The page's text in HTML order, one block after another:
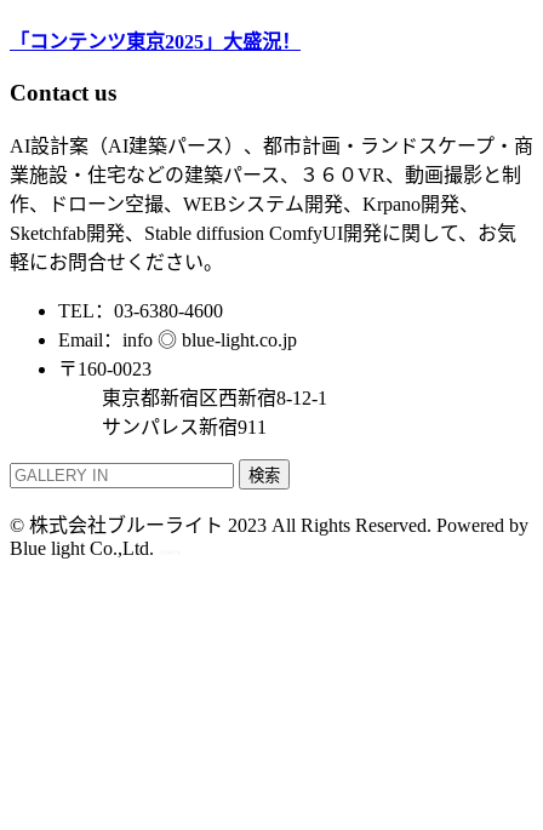
「コンテンツ東京2025」大盛況！
Contact us
AI設計案（AI建築パース）、都市計画・ランドスケープ・商
業施設・住宅などの建築パース、３６０VR、動画撮影と制
作、ドローン空撮、WEBシステム開発、Krpano開発、
Sketchfab開発、Stable diffusion ComfyUI開発に関して、お気
軽にお問合せください。
TEL：03-6380-4600
Email：info ◎ blue-light.co.jp
〒160-0023
東京都新宿区西新宿8-12-1
サンパレス新宿911
検索
© 株式会社ブルーライト 2023 All Rights Reserved. Powered by
Blue light Co.,Ltd.